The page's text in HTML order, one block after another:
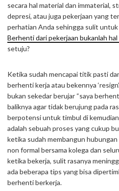
secara hal material dan immaterial,
depresi, atau juga pekerjaan yang
perhatian Anda sehingga sulit
Berhenti dari pekerjaan bukanlah hal
setuju?
Ketika sudah mencapai titik pasti
berhenti kerja atau bekennya
bukan sekedar berujar “saya
baliknya agar tidak berujung pada
berpotensi untuk timbul di
adalah sebuah proses yang cukup
ketika sudah membangun
non formal bersama kolega dan
ketika bekerja, sulit rasanya
ada beberapa tips yang bisa
berhenti berkerja.